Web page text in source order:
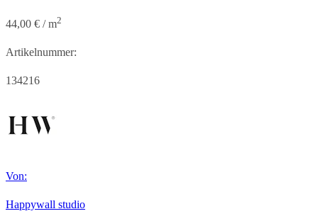
44,00 € / m2
Artikelnummer:
134216
Von:
Happywall studio